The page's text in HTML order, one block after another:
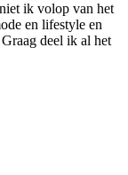
ik volop van het
en lifestyle en
deel ik al het